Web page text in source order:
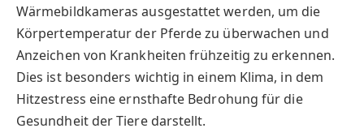
Wärmebildkameras ausgestattet werden, um die
Körpertemperatur der Pferde zu überwachen und
Anzeichen von Krankheiten frühzeitig zu erkennen.
Dies ist besonders wichtig in einem Klima, in dem
Hitzestress eine ernsthafte Bedrohung für die
Gesundheit der Tiere darstellt.